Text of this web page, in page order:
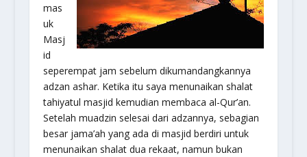
mas
uk
Masj
id
seperempat jam sebelum dikumandangkannya
adzan ashar. Ketika itu saya menunaikan shalat
tahiyatul masjid kemudian membaca al-Qur’an.
Setelah muadzin selesai dari adzannya, sebagian
besar jama’ah yang ada di masjid berdiri untuk
menunaikan shalat dua rekaat, namun bukan